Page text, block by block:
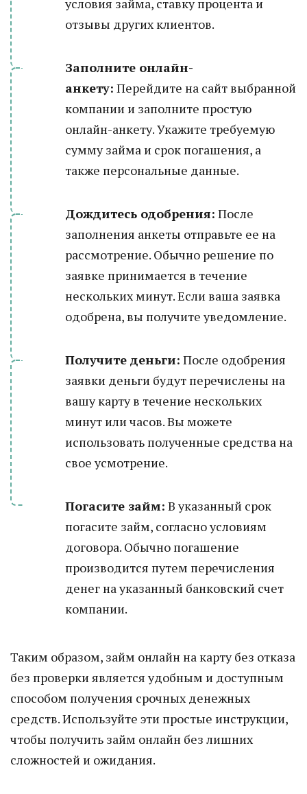
условия займа, ставку процента и
отзывы других клиентов.
Заполните онлайн-
анкету: Перейдите на сайт выбранной
компании и заполните простую
онлайн-анкету. Укажите требуемую
сумму займа и срок погашения, а
также персональные данные.
Дождитесь одобрения: После
заполнения анкеты отправьте ее на
рассмотрение. Обычно решение по
заявке принимается в течение
нескольких минут. Если ваша заявка
одобрена, вы получите уведомление.
Получите деньги: После одобрения
заявки деньги будут перечислены на
вашу карту в течение нескольких
минут или часов. Вы можете
использовать полученные средства на
свое усмотрение.
Погасите займ: В указанный срок
погасите займ, согласно условиям
договора. Обычно погашение
производится путем перечисления
денег на указанный банковский счет
компании.
Таким образом, займ онлайн на карту без отказа
без проверки является удобным и доступным
способом получения срочных денежных
средств. Используйте эти простые инструкции,
чтобы получить займ онлайн без лишних
сложностей и ожидания.